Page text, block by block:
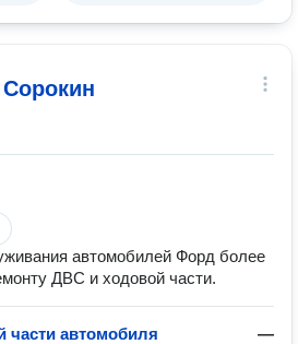
автомобилей Форд более
ДВС и ходовой части.
части автомобиля —